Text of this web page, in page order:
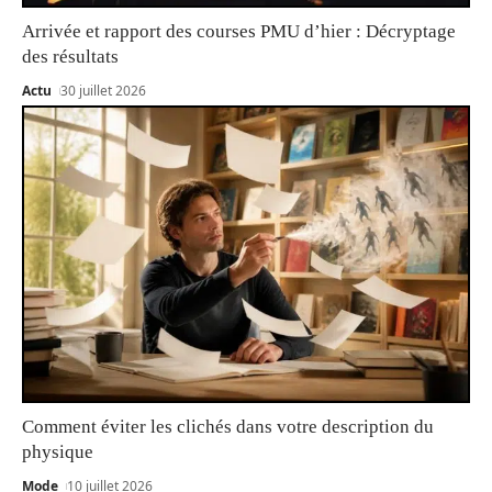
Arrivée et rapport des courses PMU d’hier : Décryptage
des résultats
Actu 30 juillet 2026
Comment éviter les clichés dans votre description du
physique
Mode 10 juillet 2026